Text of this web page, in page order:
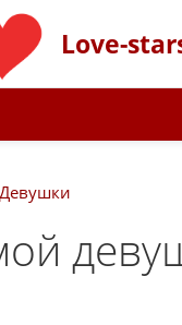
Love-
Девушки